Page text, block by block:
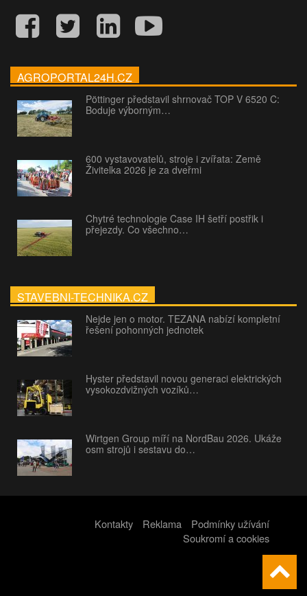
AGROPORTAL24H.CZ
Pöttinger představil shrnovač TOP V 6520 C:
Boduje výborným…
600 vystavovatelů, stroje i zvířata: Země
Živitelka 2026 je za dveřmi
Chytré technologie Case IH šetří postřik i
přejezdy. Co všechno…
STAVEBNI-TECHNIKA.CZ
Nejde jen o motor. TEZANA nabízí kompletní
řešení pohonných jednotek
Hyster představil novou generaci elektrických
vysokozdvižných vozíků…
Wirtgen Group míří na NordBau 2026. Ukáže
osm strojů i sestavu do…
Kontakty Reklama
Podmínky užívání
Soukromí a cookies